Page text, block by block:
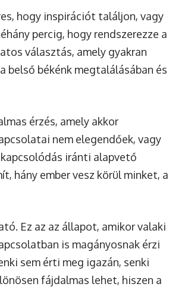
hogy inspirációt találjon, vagy
percig, hogy rendszerezze a
választás, amely gyakran
belső békénk megtalálásában és
érzés, amely akkor
nem elegendőek, vagy
iránti alapvető
hány ember vesz körül minket, a
Ez az az állapot, amikor valaki
is magányosnak érzi
sem érti meg igazán, senki
fájdalmas lehet, hiszen a